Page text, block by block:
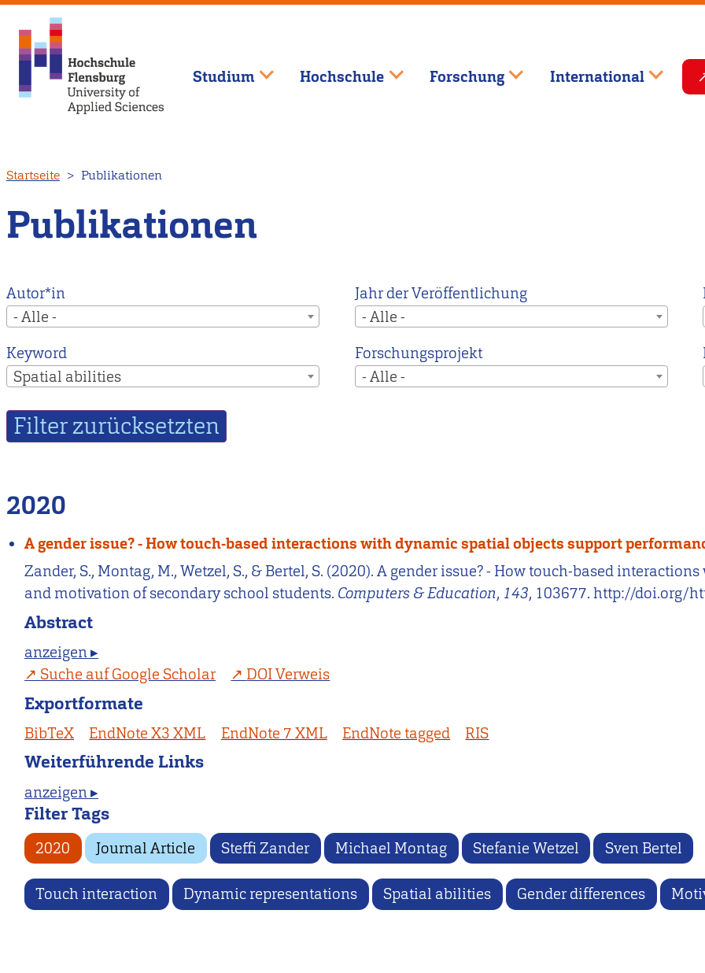
zum
Inhalt
Studium Hochschule Forschung International
Startseite Publikationen
Publikationen
Autor*in
- Alle -
Jahr der Veröffentlichung
- Alle -
Keyword
Spatial abilities
Forschungsprojekt
- Alle -
2020
A gender issue? - How touch-based interactions with dynamic spatial objects support
Zander, S., Montag, M., Wetzel, S., & Bertel, S. (2020). A gender issue? - How touch-based
and motivation of secondary school students. Computers & Education, 143, 103677. http://doi.org/
Abstract
anzeigen ▸
Suche auf Google Scholar
DOI Verweis
Exportformate
BibTeX EndNote X3 XML EndNote 7 XML EndNote tagged RIS
Weiterführende Links
anzeigen ▸
Filter Tags
2020 Journal Article Steffi Zander Michael Montag Stefanie Wetzel Sven Bertel
Touch interaction Dynamic representations Spatial abilities Gender differences